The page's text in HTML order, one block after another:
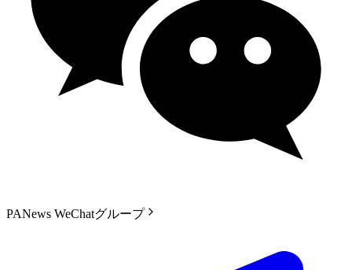
PANews WeChatグループ